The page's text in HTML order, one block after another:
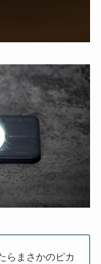
らまさかのピカ